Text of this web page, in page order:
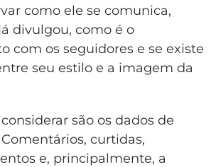
como ele se comunica,
divulgou, como é o
com os seguidores e se existe
seu estilo e a imagem da
são os dados de
curtidas,
e, principalmente, a